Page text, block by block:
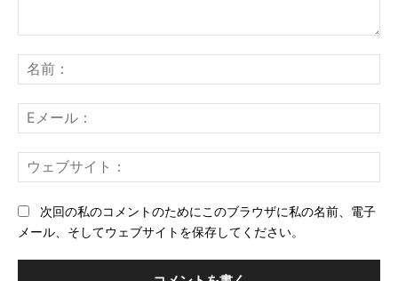
ン
ト：
前
メ
ー
ェ
次回の私のコメントのためにこのブラウザに私の名前、電子
メール、そしてウェブサイトを保存してください。